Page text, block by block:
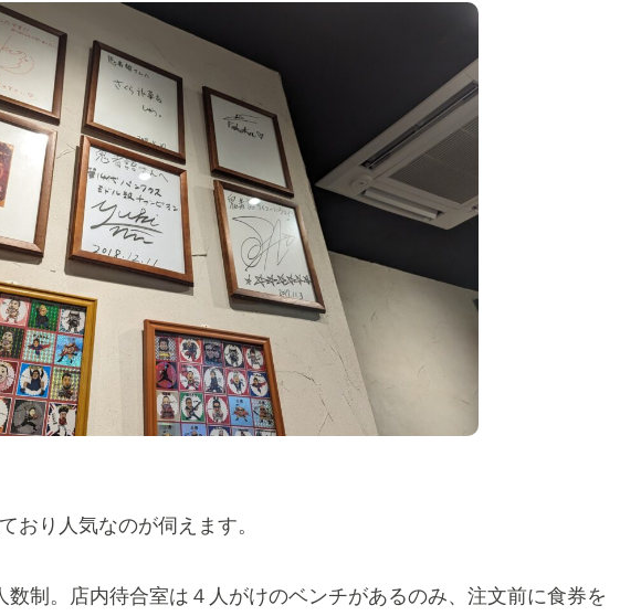
おり人気なのが伺えます。
数制。店内待合室は４人がけのベンチがあるのみ、注文前に食券を